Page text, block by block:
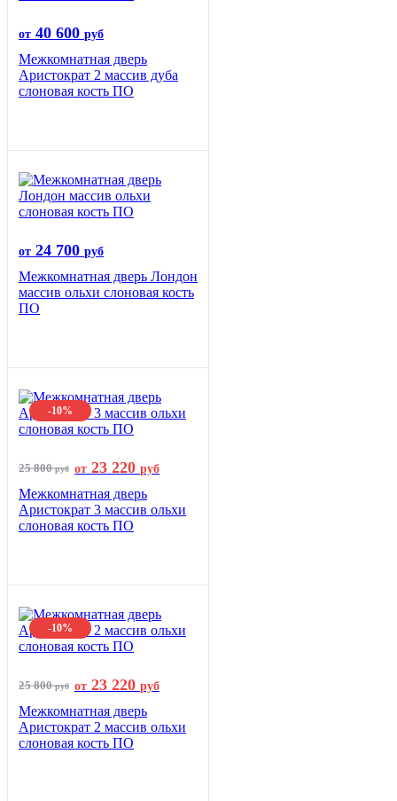
от 40 600 руб
Межкомнатная дверь
Аристократ 2 массив дуба
слоновая кость ПО
от 24 700 руб
Межкомнатная дверь Лондон
массив ольхи слоновая кость
ПО
-10%
25 800руб от 23 220 руб
Межкомнатная дверь
Аристократ 3 массив ольхи
слоновая кость ПО
-10%
25 800руб от 23 220 руб
Межкомнатная дверь
Аристократ 2 массив ольхи
слоновая кость ПО